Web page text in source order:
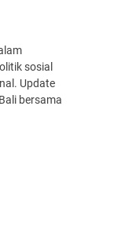
sosial
Update
bersama